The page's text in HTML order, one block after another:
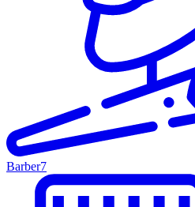
Barber7